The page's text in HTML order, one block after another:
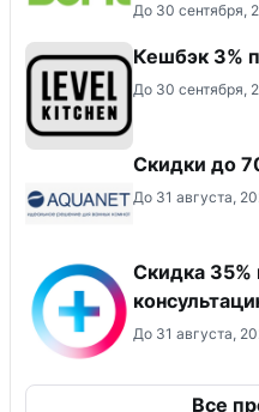
До 30 сентября,
Кешбэк 3%
До 30 сентября,
Скидки до
До 31 августа,
Скидка 35%
До 31 августа,
Все